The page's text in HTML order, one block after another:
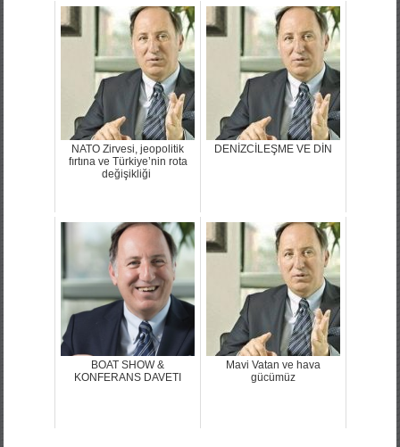
NATO Zirvesi, jeopolitik
fırtına ve Türkiye’nin rota
değişikliği
DENİZCİLEŞME VE DİN
BOAT SHOW &
KONFERANS DAVETI
Mavi Vatan ve hava
gücümüz